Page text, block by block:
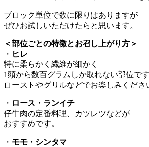
ブロック単位で数に限りはありますが
ぜひお試しいただけたらと思います。
＜部位ごとの特徴とお召し上がり方＞
・ ヒレ
特に柔らかく繊維が細かく
1頭から数百グラムしか取れない部位です
ローストやグリルなどでお楽しみくださ
・ ロース・ランイチ
仔牛肉の定番料理、カツレツなどが
おすすめです。
・ モモ・シンタマ